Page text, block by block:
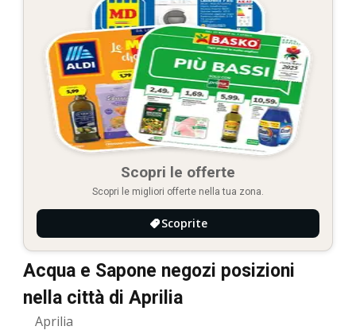
Scopri le offerte
Scopri le migliori offerte nella tua zona.
Scoprite
Acqua e Sapone negozi posizioni
nella città di Aprilia
Aprilia